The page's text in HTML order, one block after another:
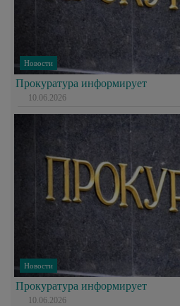
Новости
Прокуратура информирует
10.06.2026
Новости
Прокуратура информирует
10.06.2026